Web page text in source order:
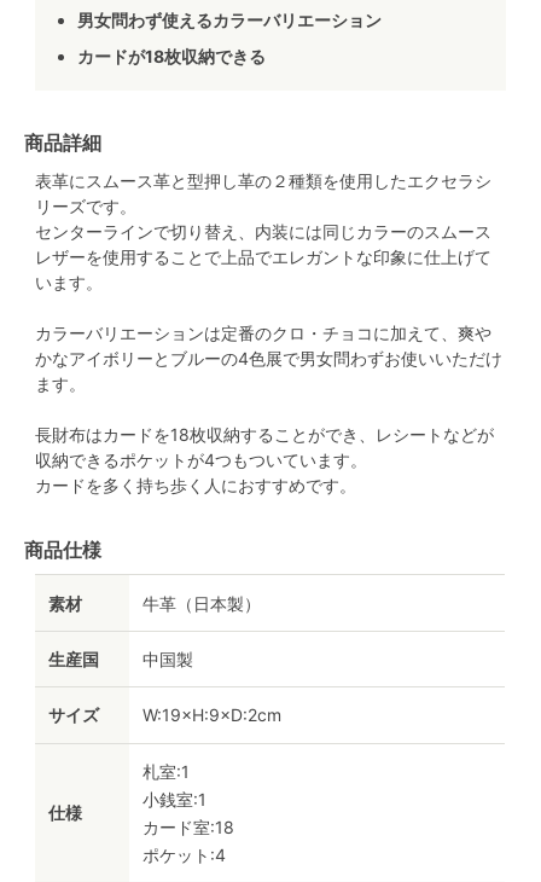
男女問わず使えるカラーバリエーション
カードが18枚収納できる
商品詳細
表革にスムース革と型押し革の２種類を使用したエクセラシ
リーズです。
センターラインで切り替え、内装には同じカラーのスムース
レザーを使用することで上品でエレガントな印象に仕上げて
います。
カラーバリエーションは定番のクロ・チョコに加えて、爽や
かなアイボリーとブルーの4色展で男女問わずお使いいただけ
ます。
長財布はカードを18枚収納することができ、レシートなどが
収納できるポケットが4つもついています。
カードを多く持ち歩く人におすすめです。
商品仕様
素材 牛革（日本製）
生産国 中国製
サイズ W:19×H:9×D:2cm
仕様
札室:1
小銭室:1
カード室:18
ポケット:4